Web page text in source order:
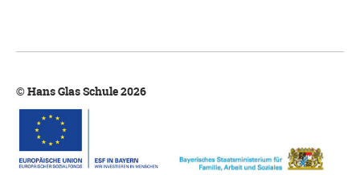
© Hans Glas Schule 2026